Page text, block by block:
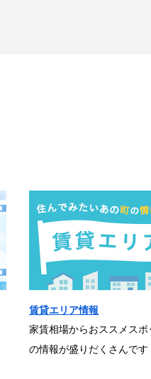
賃貸エリア情報
家賃相場からおススメス
の情報が盛りだくさんです